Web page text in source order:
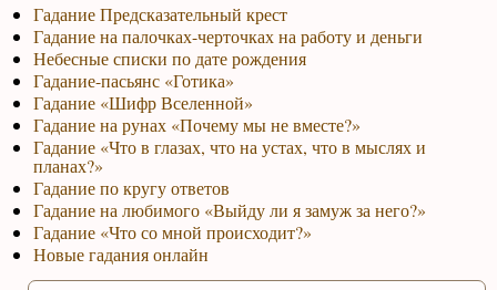
Гадание Предсказательный крест
Гадание на палочках-черточках на работу и деньги
Небесные списки по дате рождения
Гадание-пасьянс «Готика»
Гадание «Шифр Вселенной»
Гадание на рунах «Почему мы не вместе?»
Гадание «Что в глазах, что на устах, что в мыслях и
планах?»
Гадание по кругу ответов
Гадание на любимого «Выйду ли я замуж за него?»
Гадание «Что со мной происходит?»
Новые гадания онлайн